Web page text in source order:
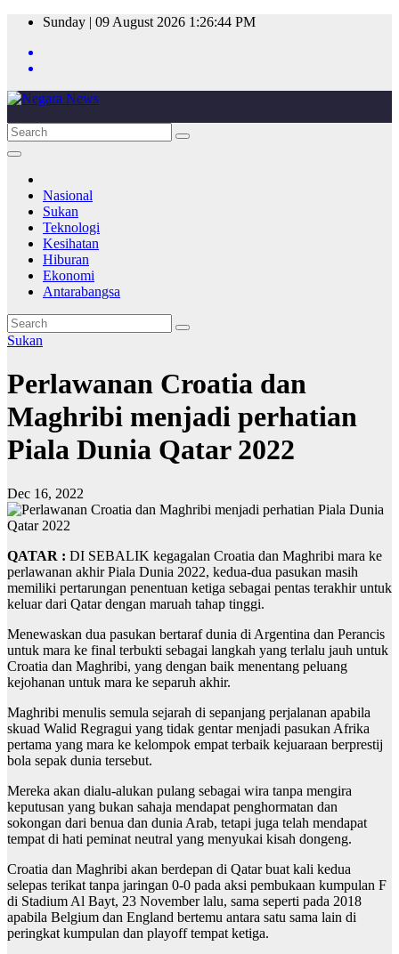
Skip
content
Sunday | 09 August 2026 1:26:44 PM
Nasional
Sukan
Teknologi
Kesihatan
Hiburan
Ekonomi
Antarabangsa
Sukan
Perlawanan Croatia dan
Maghribi menjadi perhatian
Piala Dunia Qatar 2022
Dec 16, 2022
QATAR : DI SEBALIK kegagalan Croatia dan Maghribi mara ke
perlawanan akhir Piala Dunia 2022, kedua-dua pasukan masih
memiliki pertarungan penentuan ketiga sebagai pentas terakhir untuk
keluar dari Qatar dengan maruah tahap tinggi.
Menewaskan dua pasukan bertaraf dunia di Argentina dan Perancis
untuk mara ke final terbukti sebagai langkah yang terlalu jauh untuk
Croatia dan Maghribi, yang dengan baik menentang peluang
kejohanan untuk mara ke separuh akhir.
Maghribi menulis semula sejarah di sepanjang perjalanan apabila
skuad Walid Regragui yang tidak gentar menjadi pasukan Afrika
pertama yang mara ke kelompok empat terbaik kejuaraan berprestij
bola sepak dunia tersebut.
Mereka akan dialu-alukan pulang sebagai wira tanpa mengira
keputusan yang bukan sahaja mendapat penghormatan dan
sokongan dari benua dan dunia Arab, tetapi juga telah mendapat
tempat di hati peminat neutral yang menyukai kisah dongeng.
Croatia dan Maghribi akan berdepan di Qatar buat kali kedua
selepas terikat tanpa jaringan 0-0 pada aksi pembukaan kumpulan F
di Stadium Al Bayt, 23 November lalu, sama seperti pada 2018
apabila Belgium dan England bertemu antara satu sama lain di
peringkat kumpulan dan playoff tempat ketiga.